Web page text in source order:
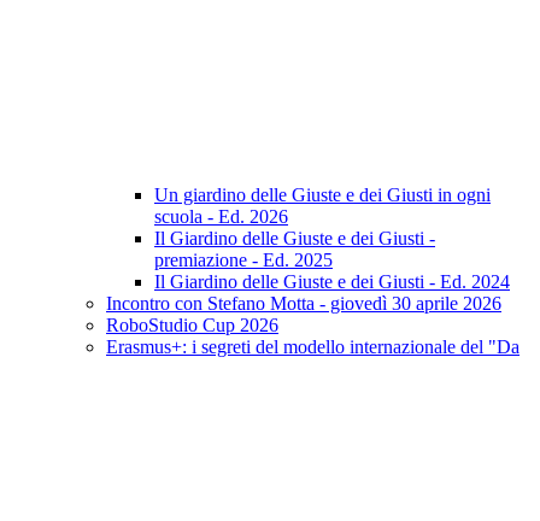
Un giardino delle Giuste e dei Giusti in ogni
scuola - Ed. 2026
Il Giardino delle Giuste e dei Giusti -
premiazione - Ed. 2025
Il Giardino delle Giuste e dei Giusti - Ed. 2024
Incontro con Stefano Motta - giovedì 30 aprile 2026
RoboStudio Cup 2026
Erasmus+: i segreti del modello internazionale del "Da